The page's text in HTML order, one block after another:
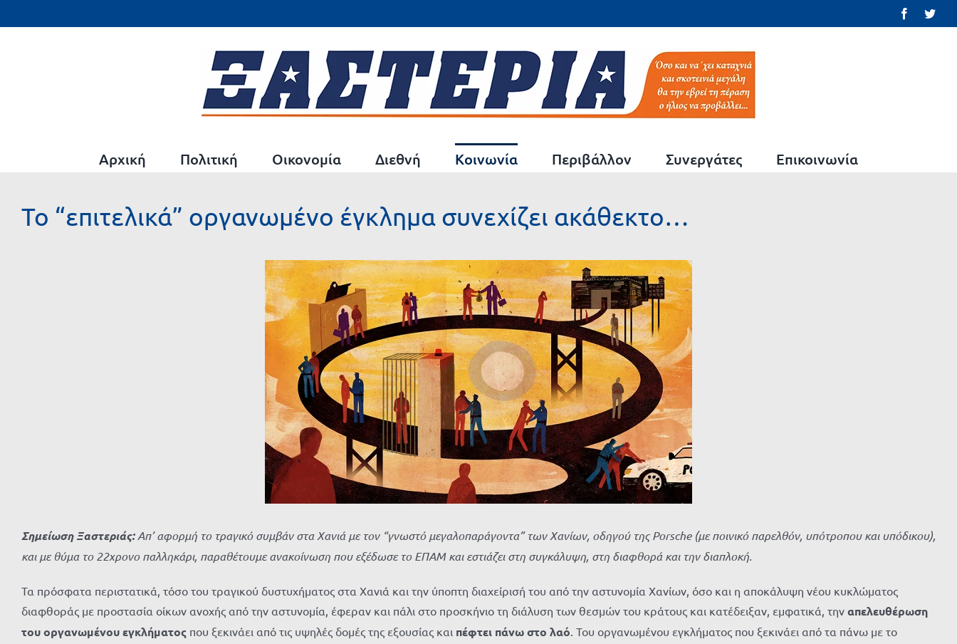
στο
Facebook
Αρχική Πολιτική Οικονομία Διεθνή Κοινωνία Περιβάλλον Συνεργάτες Επικοινωνία
Το “επιτελικά” οργανωμένο έγκλημα συνεχίζει ακάθεκτο…
Σημείωση Ξαστεριάς:Απ’ αφορμή το τραγικό συμβάν στα Χανιά με τον “γνωστό μεγαλοπαράγοντα” των Χανίων, οδηγού της Porsche (με ποινικό παρελθόν, υπότροπου και υπόδικου),
και με θύμα το 22χρονο παλληκάρι, παραθέτουμε ανακοίνωση που εξέδωσε το ΕΠΑΜ και εστιάζει στη συγκάλυψη, στη διαφθορά και την διαπλοκή.
Τα πρόσφατα περιστατικά, τόσο του τραγικού δυστυχήματος στα Χανιά και την ύποπτη διαχείρισή του από την αστυνομία Χανίων, όσο και η αποκάλυψη νέου κυκλώματος
διαφθοράς με προστασία οίκων ανοχής από την αστυνομία, έφεραν και πάλι στο προσκήνιο τη διάλυση των θεσμών του κράτους και κατέδειξαν, εμφατικά, την απελευθέρωση
του οργανωμένου εγκλήματος που ξεκινάει από τις υψηλές δομές της εξουσίας και πέφτει πάνω στο λαό. Του οργανωμένου εγκλήματος που ξεκινάει από τα πάνω με το